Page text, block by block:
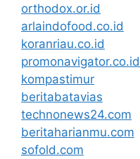
orthodox.or.id
arlaindofood.co.id
koranriau.co.id
promonavigator.co.id
kompastimur
beritabatavias
technonews24.com
beritaharianmu.com
sofold.com